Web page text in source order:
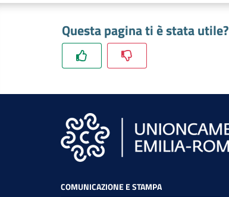
Questa pagina ti è stata utile?
COMUNICAZIONE E STAMPA